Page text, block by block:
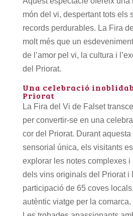
món del vi, despertant tots els
records perdurables. La Fira
molt més que un
de l’amor pel vi, la cultura i
del Priorat.
Una celebració
Priorat
La Fira del Vi de Falset
per convertir-se en una
cor del Priorat. Durant
sensorial única, els visitants
explorar les notes complexes
dels vins originals del Priorat i
participació de 65 coves
autèntic viatge per la comarca.